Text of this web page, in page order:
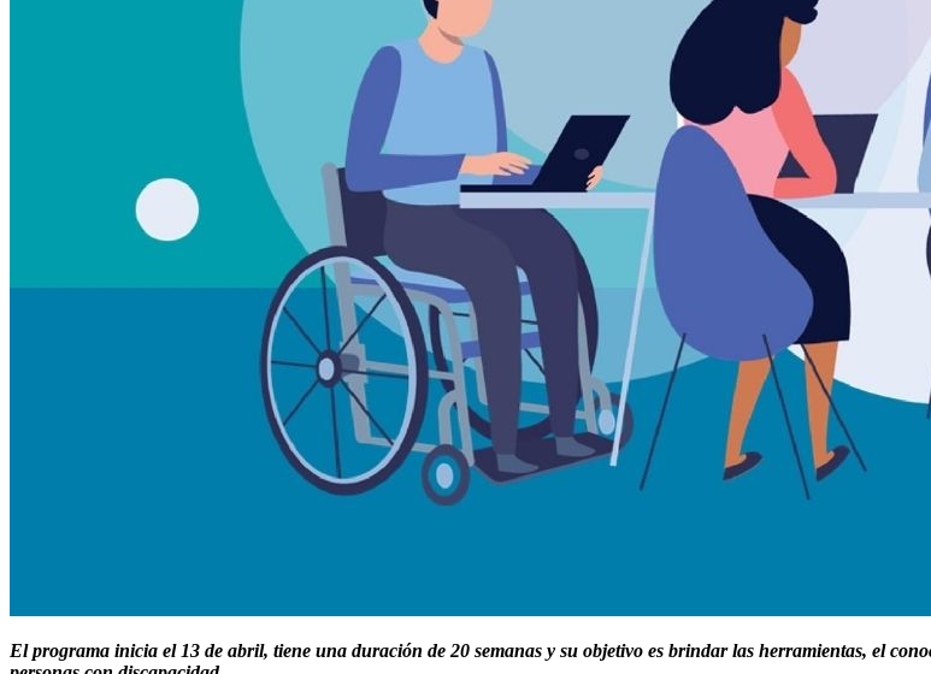
El programa inicia el 13 de abril, tiene una duración de 20 semanas y su objetivo es brindar las herramientas, el